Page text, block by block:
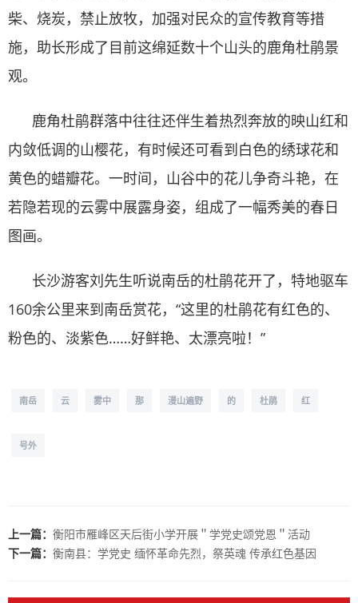
柴、烧炭，禁止放牧，加强对民众的宣传教育等措
施，助长形成了目前这绵延数十个山头的鹿角杜鹃景
观。
鹿角杜鹃群落中往往还伴生着热烈奔放的映山红和
内敛低调的山樱花，有时候还可看到白色的绣球花和
黄色的蜡瓣花。一时间，山谷中的花儿争奇斗艳，在
若隐若现的云雾中展露身姿，组成了一幅秀美的春日
图画。
长沙游客刘先生听说南岳的杜鹃花开了，特地驱车
160余公里来到南岳赏花，“这里的杜鹃花有红色的、
粉色的、淡紫色……好鲜艳、太漂亮啦！”
南岳 云 雾中 那 漫山遍野 的 杜鹃 红
号外
上一篇： 衡阳市雁峰区天后街小学开展＂学党史颂党恩＂活动
下一篇： 衡南县：学党史 缅怀革命先烈，祭英魂 传承红色基因